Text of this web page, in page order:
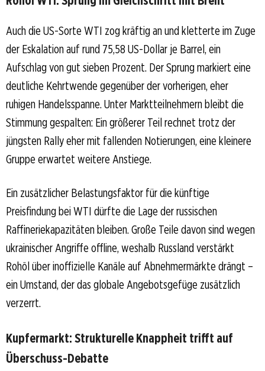
Auch die US-Sorte WTI zog kräftig an und kletterte im Zuge
der Eskalation auf rund 75,58 US-Dollar je Barrel, ein
Aufschlag von gut sieben Prozent. Der Sprung markiert eine
deutliche Kehrtwende gegenüber der vorherigen, eher
ruhigen Handelsspanne. Unter Marktteilnehmern bleibt die
Stimmung gespalten: Ein größerer Teil rechnet trotz der
jüngsten Rally eher mit fallenden Notierungen, eine kleinere
Gruppe erwartet weitere Anstiege.
Ein zusätzlicher Belastungsfaktor für die künftige
Preisfindung bei WTI dürfte die Lage der russischen
Raffineriekapazitäten bleiben. Große Teile davon sind wegen
ukrainischer Angriffe offline, weshalb Russland verstärkt
Rohöl über inoffizielle Kanäle auf Abnehmermärkte drängt –
ein Umstand, der das globale Angebotsgefüge zusätzlich
verzerrt.
Kupfermarkt: Strukturelle Knappheit trifft auf
Überschuss-Debatte